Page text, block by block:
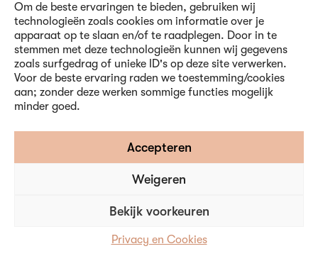
Om de beste ervaringen te bieden, gebruiken wij
technologieën zoals cookies om informatie over je
apparaat op te slaan en/of te raadplegen. Door in te
stemmen met deze technologieën kunnen wij gegevens
zoals surfgedrag of unieke ID's op deze site verwerken.
Voor de beste ervaring raden we toestemming/cookies
aan; zonder deze werken sommige functies mogelijk
minder goed.
Accepteren
Weigeren
Bekijk voorkeuren
Privacy en Cookies
Vage doelstellingen leiden tot misverstanden en
frustratie. Ontdek hoe SMART-doelen ervoor
zorgen dat iedereen op één lijn zit en weet wat er
moet gebeuren.
Onderwerpen:Coaching,Samenwerken